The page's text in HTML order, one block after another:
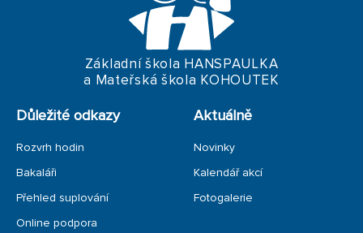
VÝTVARNÁ DÍLNIČKA
ČASOPIS HANSPAULKA
Základní škola HANSPAULKA
a Mateřská škola KOHOUTEK
Důležité odkazy
Rozvrh hodin
Bakaláři
Přehled suplování
Online podpora
Aktuálně
Novinky
Kalendář akcí
Fotogalerie